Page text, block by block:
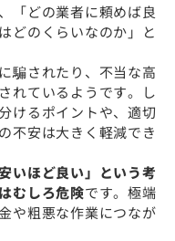
「どの業者に頼めば良
どのくらいなのか」と
騙されたり、不当な高
れているようです。し
けるポイントや、適切
不安は大きく軽減でき
いほど良い」という考
むしろ危険です。極端
や粗悪な作業につなが